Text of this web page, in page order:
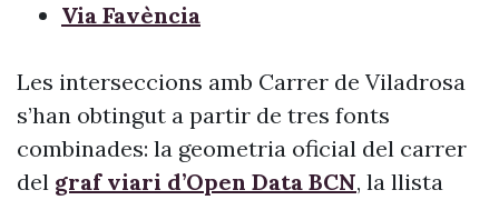
Via Favència
Les interseccions amb Carrer de Viladrosa
s’han obtingut a partir de tres fonts
combinades: la geometria oficial del carrer
del graf viari d’Open Data BCN, la llista